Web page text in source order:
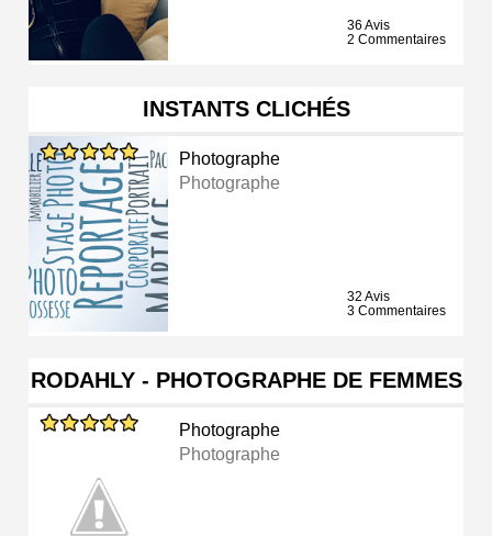
36 Avis
2 Commentaires
INSTANTS CLICHÉS
Photographe
Photographe
32 Avis
3 Commentaires
RODAHLY - PHOTOGRAPHE DE FEMMES
Photographe
Photographe